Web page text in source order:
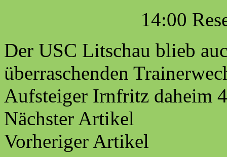
14:00
Der USC Litschau blieb
überraschenden
Aufsteiger Irnfritz daheim
Nächster Artikel
Vorheriger Artikel